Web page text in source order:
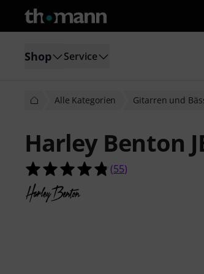
Shop Service
Alle Kategorien Gitarren und
Harley Benton
4.8 von 5 Sternen
(55)